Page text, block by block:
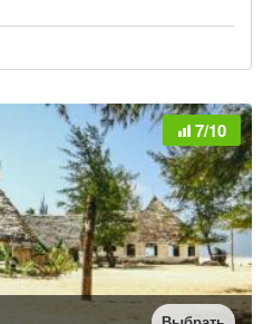
7/10